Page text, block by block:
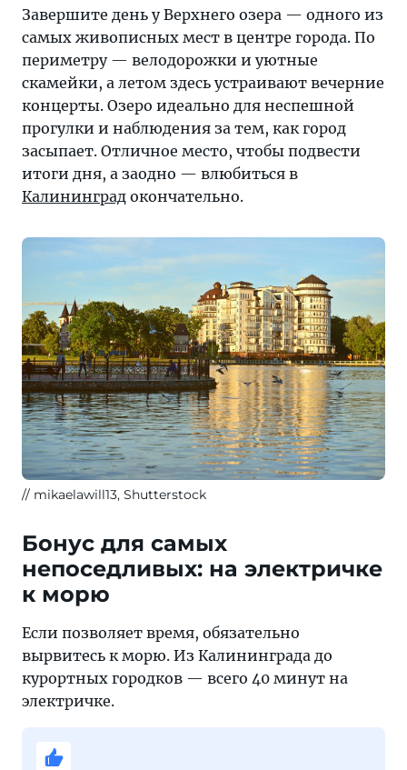
Завершите день у Верхнего озера — одного из
самых живописных мест в центре города. По
периметру — велодорожки и уютные
скамейки, а летом здесь устраивают вечерние
концерты. Озеро идеально для неспешной
прогулки и наблюдения за тем, как город
засыпает. Отличное место, чтобы подвести
итоги дня, а заодно — влюбиться в
Калининград окончательно.
mikaelawill13, Shutterstock
Бонус для самых
непоседливых: на электричке
к морю
Если позволяет время, обязательно
вырвитесь к морю. Из Калининграда до
курортных городков — всего 40 минут на
электричке.